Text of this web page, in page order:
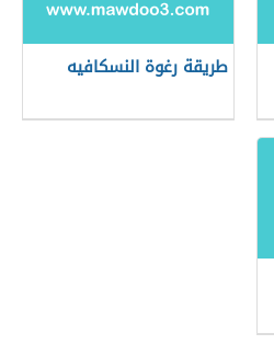
طريقة رغوة النسكافيه